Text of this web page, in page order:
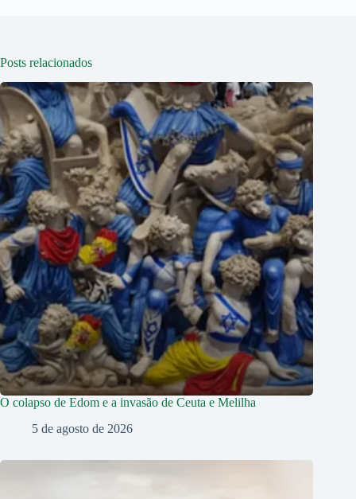
Posts relacionados
O colapso de Edom e a invasão de Ceuta e Melilha
5 de agosto de 2026